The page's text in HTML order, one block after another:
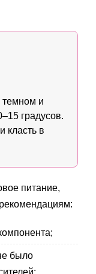
темном и
градусов.
класть в
питание,
было